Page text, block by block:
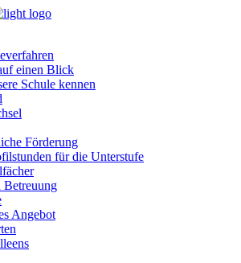
einen Blick
Schule kennen
Förderung
für die Unterstufe
Betreuung
Angebot